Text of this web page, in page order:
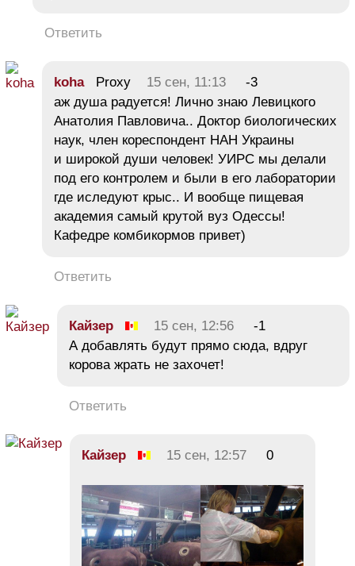
Ответить
kohaProxy 15 сен, 11:13
-3
аж душа радуется! Лично знаю Левицкого
Анатолия Павловича.. Доктор биологических
наук, член кореспондент НАН Украины
и широкой души человек! УИРС мы делали
под его контролем и были в его лаборатории
где иследуют крыс.. И вообще пищевая
академия самый крутой вуз Одессы!
Кафедре комбикормов привет)
Ответить
Кайзер 15 сен, 12:56
-1
А добавлять будут прямо сюда, вдруг
корова жрать не захочет!
Ответить
Кайзер 15 сен, 12:57 0